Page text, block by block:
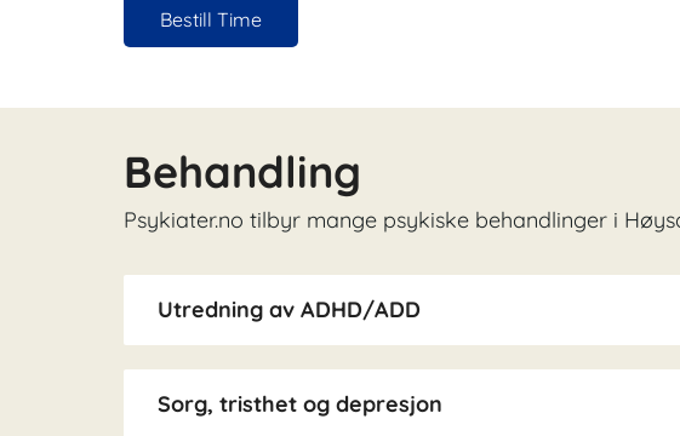
Bestill Time
Behandling
Psykiater.no tilbyr mange psykiske behandlinger i
Utredning av ADHD/ADD
Sorg, tristhet og depresjon